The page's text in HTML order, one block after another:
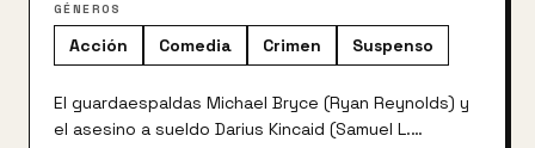
GÉNEROS
Acción Comedia Crimen Suspenso
El guardaespaldas Michael Bryce (Ryan Reynolds) y
el asesino a sueldo Darius Kincaid (Samuel L.